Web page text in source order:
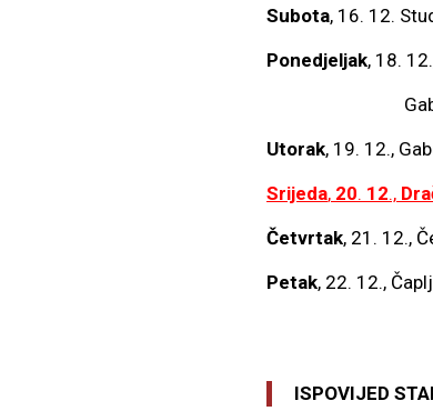
Subota, 16. 12.
Ponedjeljak, 18.
Gabela, u
Utorak, 19. 12.,
Srijeda, 20. 12.,
Četvrtak, 21. 12.,
Petak, 22. 12.,
ISPOVIJED